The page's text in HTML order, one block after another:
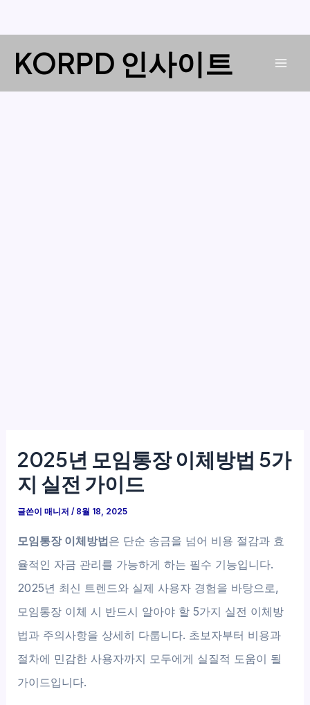
KORPD 인사이트
2025년 모임통장 이체방법 5가
지 실전 가이드
글쓴이매니저/ 8월 18, 2025
모임통장 이체방법은 단순 송금을 넘어 비용 절감과 효
율적인 자금 관리를 가능하게 하는 필수 기능입니다.
2025년 최신 트렌드와 실제 사용자 경험을 바탕으로,
모임통장 이체 시 반드시 알아야 할 5가지 실전 이체방
법과 주의사항을 상세히 다룹니다. 초보자부터 비용과
절차에 민감한 사용자까지 모두에게 실질적 도움이 될
가이드입니다.